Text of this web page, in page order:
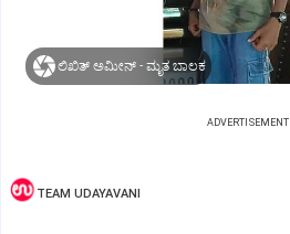
ಲಿಖಿತ್ ಅಮೀನ್ - ಮೃತ ಬಾಲಕ
ADVERTISEMENT
TEAM UDAYAVANI